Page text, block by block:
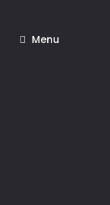
Menu